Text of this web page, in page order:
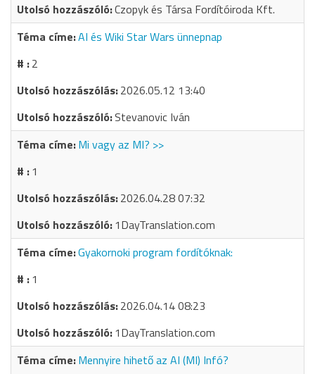
Czopyk és Társa Fordítóiroda Kft.
AI és Wiki Star Wars ünnepnap
2
2026.05.12 13:40
Stevanovic Iván
Mi vagy az MI? >>
1
2026.04.28 07:32
1DayTranslation.com
Gyakornoki program fordítóknak:
1
2026.04.14 08:23
1DayTranslation.com
Mennyire hihető az AI (MI) Infó?